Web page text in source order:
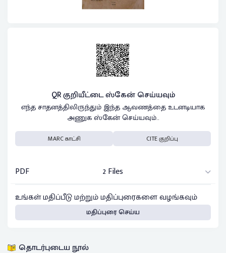
QR குறியீட்டை ஸ்கேன் செய்யவும்
எந்த சாதனத்திலிருந்தும் இந்த ஆவணத்தை உடனடியாக
அணுக ஸ்கேன் செய்யவும்..
MARC காட்சி CITE குறிப்பு
PDF
2 Files
உங்கள் மதிப்பீடு மற்றும் மதிப்புரைகளை வழங்கவும்
மதிப்புரை செய்ய
தொடர்புடைய நூல்